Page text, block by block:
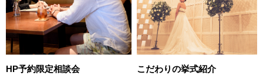
HP予約限定相談会 こだわりの挙式紹介